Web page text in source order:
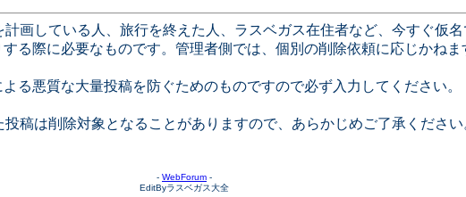
画している人、旅行を終えた人、ラスベガス在住者など、今すぐ仮名
る際に必要なものです。管理者側では、個別の削除依頼に応じかね
る悪質な大量投稿を防ぐためのものですので必ず入力してください。
稿は削除対象となることがありますので、あらかじめご了承ください
- WebForum -
EditByラスベガス大全